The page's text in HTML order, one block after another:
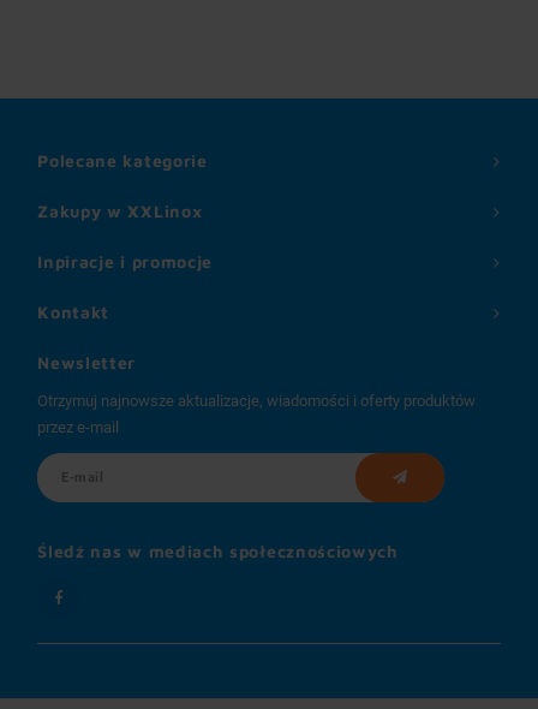
Zakupy w XXLinox
Inpiracje i promocje
Polecane kategorie
Kontakt
Newsletter
Otrzymuj najnowsze aktualizacje, wiadomości i oferty produktów
przez e-mail
Śledź nas w mediach społecznościowych